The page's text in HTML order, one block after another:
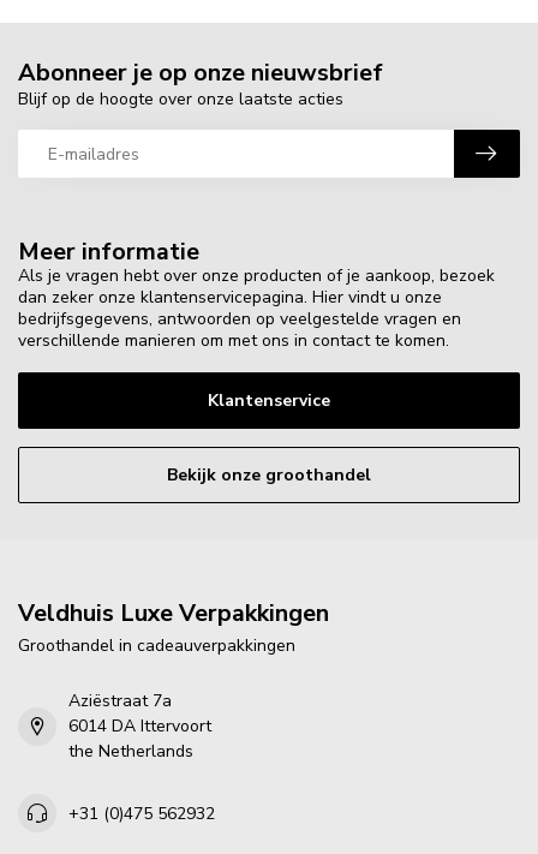
Meer informatie
Als je vragen hebt over onze producten of je aankoop, bezoek
dan zeker onze klantenservicepagina. Hier vindt u onze
bedrijfsgegevens, antwoorden op veelgestelde vragen en
verschillende manieren om met ons in contact te komen.
Klantenservice
Bekijk onze groothandel
Abonneer je op onze nieuwsbrief
Blijf op de hoogte over onze laatste acties
Veldhuis Luxe Verpakkingen
Groothandel in cadeauverpakkingen
Aziëstraat 7a
6014 DA Ittervoort
the Netherlands
+31 (0)475 562932